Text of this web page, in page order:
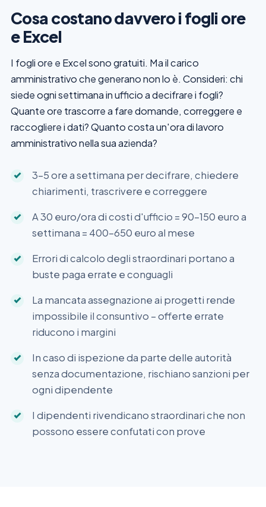
Cosa costano davvero i fogli ore
e Excel
I fogli ore e Excel sono gratuiti. Ma il carico
amministrativo che generano non lo è. Consideri: chi
siede ogni settimana in ufficio a decifrare i fogli?
Quante ore trascorre a fare domande, correggere e
raccogliere i dati? Quanto costa un'ora di lavoro
amministrativo nella sua azienda?
3–5 ore a settimana per decifrare, chiedere
chiarimenti, trascrivere e correggere
A 30 euro/ora di costi d'ufficio = 90–150 euro a
settimana = 400–650 euro al mese
Errori di calcolo degli straordinari portano a
buste paga errate e conguagli
La mancata assegnazione ai progetti rende
impossibile il consuntivo – offerte errate
riducono i margini
In caso di ispezione da parte delle autorità
senza documentazione, rischiano sanzioni per
ogni dipendente
I dipendenti rivendicano straordinari che non
possono essere confutati con prove